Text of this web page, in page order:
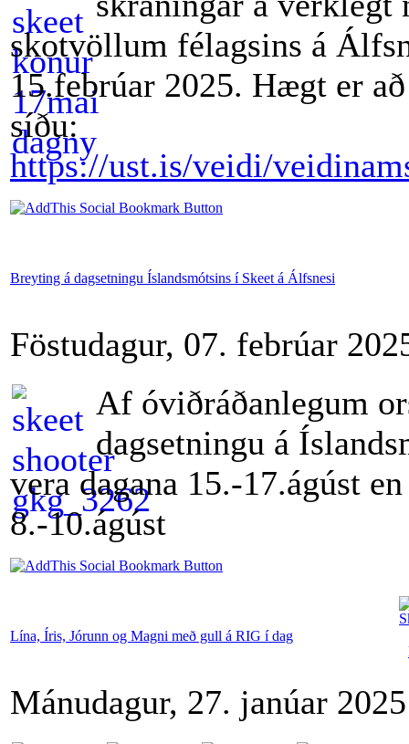
skotvöllum félagsins á
15.febrúar 2025. Hægt er
síðu:
https://ust.is/veidi/
Breyting á dagsetningu Íslandsmótsins í Skeet á Álfsnesi
Föstudagur, 07. febrúar
Af óviðráðanlegum
dagsetningu á
vera dagana 15.-17.ágúst
8.-10.ágúst
Lína, Íris, Jórunn og Magni með gull á RIG í dag
Mánudagur, 27. janúar